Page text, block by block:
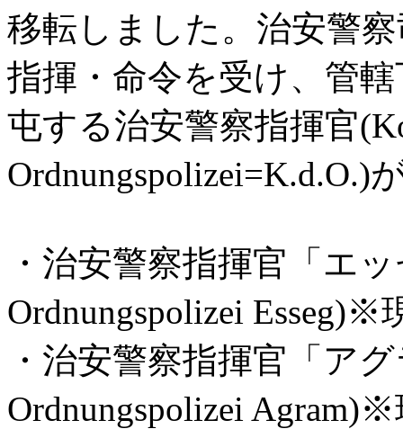
移転しました。治安警
指揮・命令を受け、管
屯する治安警察指揮官
Ordnungspolizei=K.d.O.)
・治安警察指揮官「エ
Ordnungspolizei
・治安警察指揮官「ア
Ordnungspolizei